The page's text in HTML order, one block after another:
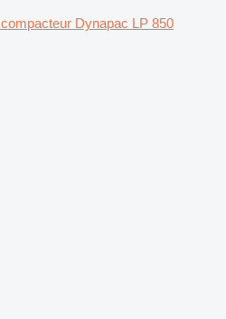
compacteur Dynapac LP 850